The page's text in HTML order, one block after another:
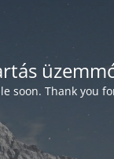
soon. Thank you